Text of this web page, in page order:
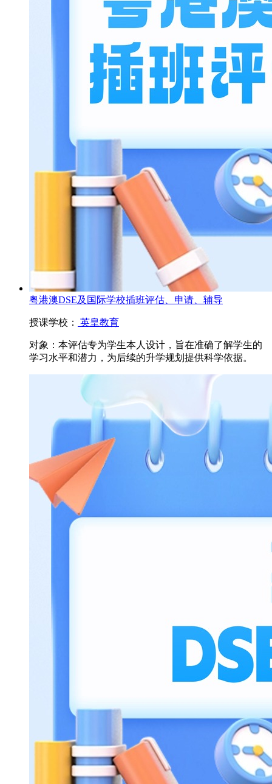
粤港澳DSE及国际学校插班评估、申请、辅导
授课学校： 英皇教育
对象： 本评估专为学生本人设计，旨在准确了解学生的
学习水平和潜力，为后续的升学规划提供科学依据。